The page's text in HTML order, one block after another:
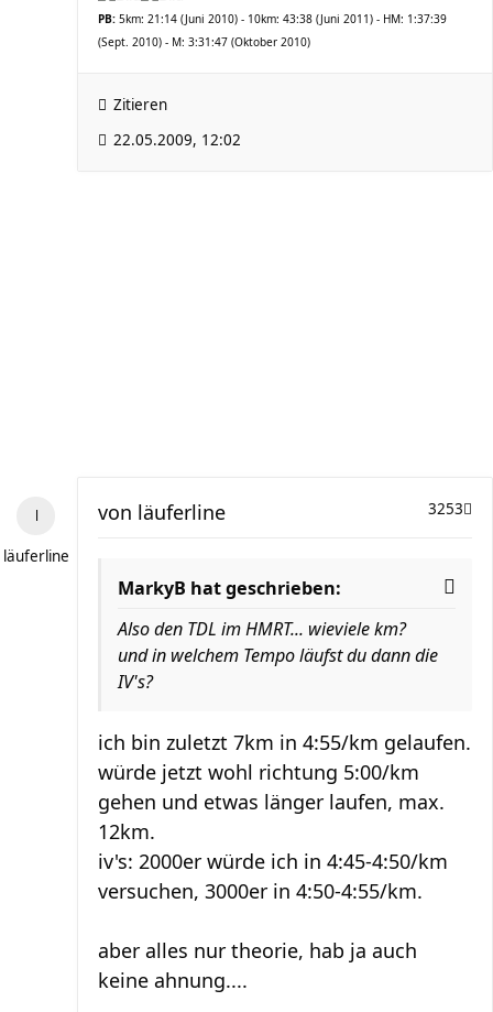
PB: 5km: 21:14 (Juni 2010) - 10km: 43:38 (Juni 2011) - HM: 1:37:39
(Sept. 2010) - M: 3:31:47 (Oktober 2010)
Zitieren
22.05.2009, 12:02
läuferline
3253
von läuferline
MarkyB hat geschrieben:
Also den TDL im HMRT... wieviele km?
und in welchem Tempo läufst du dann die
IV's?
ich bin zuletzt 7km in 4:55/km gelaufen.
würde jetzt wohl richtung 5:00/km
gehen und etwas länger laufen, max.
12km.
iv's: 2000er würde ich in 4:45-4:50/km
versuchen, 3000er in 4:50-4:55/km.
aber alles nur theorie, hab ja auch
keine ahnung....